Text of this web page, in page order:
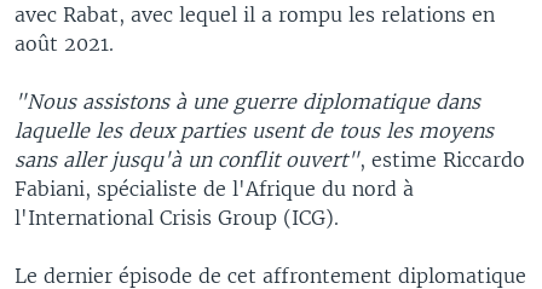
avec Rabat, avec lequel il a rompu les relations en
août 2021.
"Nous assistons à une guerre diplomatique dans
laquelle les deux parties usent de tous les moyens
sans aller jusqu'à un conflit ouvert", estime Riccardo
Fabiani, spécialiste de l'Afrique du nord à
l'International Crisis Group (ICG).
Le dernier épisode de cet affrontement diplomatique